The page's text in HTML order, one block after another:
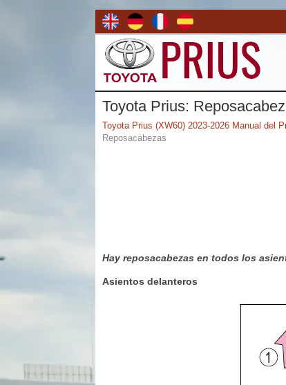
Toyota Prius:
Toyota Prius (XW60) 2023-2026 Manual del
Reposacabezas
Hay reposacabezas en todos los
Asientos delanteros